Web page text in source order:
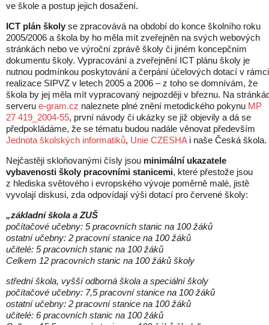
ve škole a postup jejich dosažení.
ICT plán školy se zpracovává na období do konce školního roku
2005/2006 a škola by ho měla mít zveřejněn na svých webových
stránkách nebo ve výroční zprávě školy či jiném koncepčním
dokumentu školy. Vypracování a zveřejnění ICT plánu školy je
nutnou podmínkou poskytování a čerpání účelových dotací v rámci
realizace SIPVZ v letech 2005 a 2006 – z toho se domnívám, že
škola by jej měla mít vypracovaný nejpozději v březnu. Na
serveru e-gram.cz naleznete plné znění metodického pokynu MP
27 419_2004-55, první návody či ukázky se již objevily a dá se
předpokládáme, že se tématu budou nadále věnovat především
Jednota školských informatiků, Unie CZESHAi naše Česká škola.
Nejčastěji skloňovanými čísly jsou minimální ukazatele
vybavenosti školy pracovními stanicemi, které přestože jsou
z hlediska světového i evropského vývoje poměrně malé, jistě
vyvolají diskusi, zda odpovídají výši dotací pro červené školy:
„základní škola a ZUŠ
počítačové učebny: 5 pracovních stanic na 100 žáků
ostatní učebny: 2 pracovní stanice na 100 žáků
učitelé: 5 pracovních stanic na 100 žáků
Celkem 12 pracovních stanic na 100 žáků školy
střední škola, vyšší odborná škola a speciální školy
počítačové učebny: 7,5 pracovní stanice na 100 žáků
ostatní učebny: 2 pracovní stanice na 100 žáků
učitelé: 6 pracovních stanic na 100 žáků